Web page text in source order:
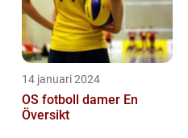
14 januari 2024
OS fotboll damer En
Översikt